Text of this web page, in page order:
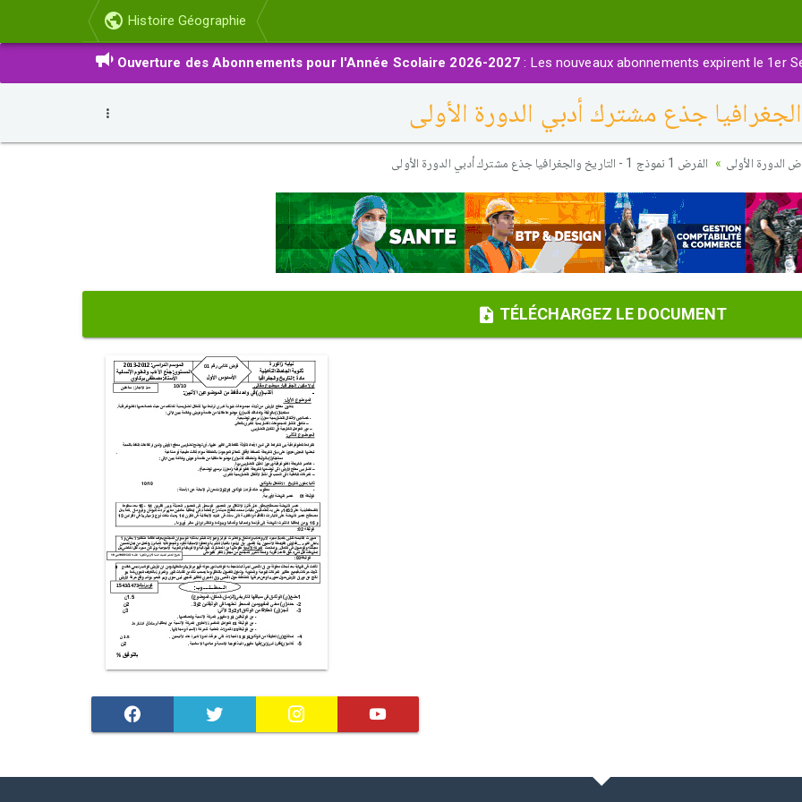
Histoire Géographie
Ouverture des Abonnements pour l'Année Scolaire 2026-2027 : Les nouveaux abonnements expirent le 1er
الدورة الأولى الفرض 1 نموذج 1 - التاريخ والجغرافيا جذع مشترك أدبي الدورة الأولى
TÉLÉCHARGEZ LE DOCUMENT